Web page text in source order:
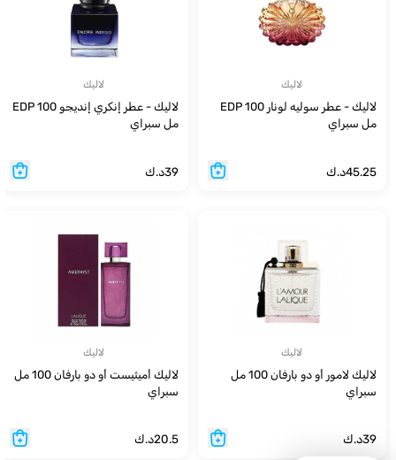
لاليك
لاليك - عطر سوليه لونار EDP 100
مل سبراي
45.25د.ك
لاليك
لاليك - عطر إنكري إنديجو EDP 100
مل سبراي
39د.ك
لاليك
لاليك لامور أو دو بارفان 100 مل
سبراي
39د.ك
لاليك
لاليك أميثيست أو دو بارفان 100 مل
سبراي
20.5د.ك